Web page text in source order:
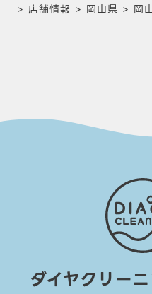
> 店舗情報 > 岡山県 > 岡
ダイヤクリー